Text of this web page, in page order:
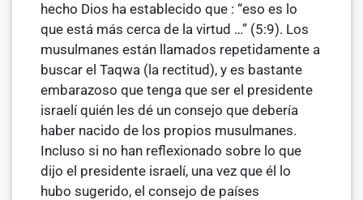
hecho Dios ha establecido que : “eso es lo
que está más cerca de la virtud …” (5:9). Los
musulmanes están llamados repetidamente a
buscar el Taqwa (la rectitud), y es bastante
em­barazoso que tenga que ser el presidente
israelí quién les dé un consejo que debería
haber nacido de los propios musulmanes.
Incluso si no han reflexionado sobre lo que
dijo el presidente israelí, una vez que él lo
hubo sugerido, el consejo de países